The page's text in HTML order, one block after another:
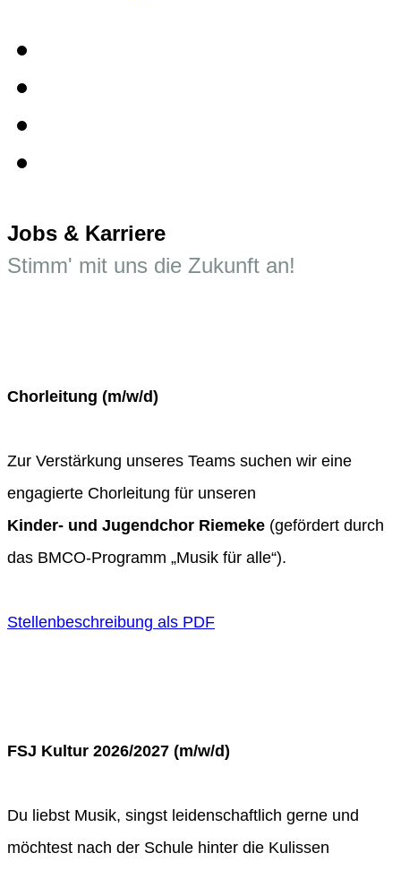
Jobs & Karriere
Stimm' mit uns die Zukunft an!
Chorleitung (m/w/d)
Zur Verstärkung unseres Teams suchen wir eine
engagierte Chorleitung für unseren
Kinder- und Jugendchor Riemeke (gefördert durch
das BMCO-Programm „Musik für alle“).
Stellenbeschreibung als PDF
FSJ Kultur 2026/2027 (m/w/d)
Du liebst Musik, singst leidenschaftlich gerne und
möchtest nach der Schule hinter die Kulissen